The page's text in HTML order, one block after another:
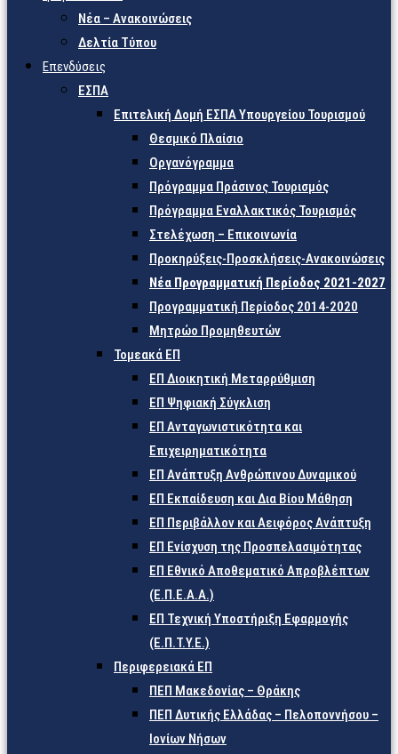
Νέα – Ανακοινώσεις
Δελτία Τύπου
Επενδύσεις
ΕΣΠΑ
Επιτελική Δομή ΕΣΠΑ Υπουργείου Τουρισμού
Θεσμικό Πλαίσιο
Οργανόγραμμα
Πρόγραμμα Πράσινος Τουρισμός
Πρόγραμμα Εναλλακτικός Τουρισμός
Στελέχωση – Επικοινωνία
Προκηρύξεις-Προσκλήσεις-Ανακοινώσεις
Νέα Προγραμματική Περίοδος 2021-2027
Προγραμματική Περίοδος 2014-2020
Μητρώο Προμηθευτών
Τομεακά ΕΠ
ΕΠ Διοικητική Μεταρρύθμιση
ΕΠ Ψηφιακή Σύγκλιση
ΕΠ Ανταγωνιστικότητα και
Επιχειρηματικότητα
ΕΠ Ανάπτυξη Ανθρώπινου Δυναμικού
ΕΠ Εκπαίδευση και Δια Βίου Μάθηση
ΕΠ Περιβάλλον και Αειφόρος Ανάπτυξη
ΕΠ Ενίσχυση της Προσπελασιμότητας
ΕΠ Εθνικό Αποθεματικό Απροβλέπτων
(Ε.Π.Ε.Α.Α.)
ΕΠ Τεχνική Υποστήριξη Εφαρμογής
(Ε.Π.Τ.Υ.Ε.)
Περιφερειακά ΕΠ
ΠΕΠ Μακεδονίας – Θράκης
ΠΕΠ Δυτικής Ελλάδας – Πελοποννήσου –
Ιονίων Νήσων